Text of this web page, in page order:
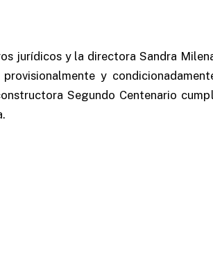
jurídicos y la directora Sandra
y
Segundo Centenario